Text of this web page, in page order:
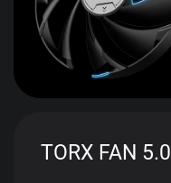
TORX FAN 5.0